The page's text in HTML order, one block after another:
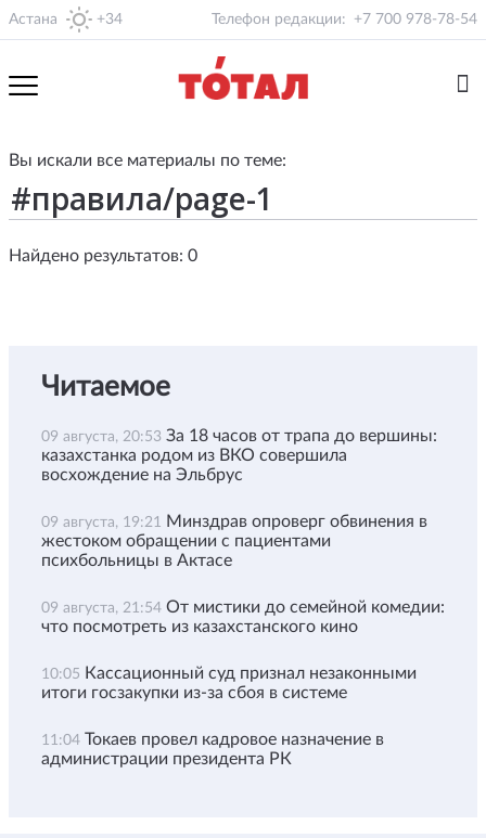
Астана +34 Телефон редакции: +7 700 978-78-54
Вы искали все материалы по теме:
Найдено результатов: 0
Читаемое
09 августа, 20:53 За 18 часов от трапа до вершины:
казахстанка родом из ВКО совершила
восхождение на Эльбрус
09 августа, 19:21 Минздрав опроверг обвинения в
жестоком обращении с пациентами
психбольницы в Актасе
09 августа, 21:54 От мистики до семейной комедии:
что посмотреть из казахстанского кино
10:05 Кассационный суд признал незаконными
итоги госзакупки из-за сбоя в системе
11:04 Токаев провел кадровое назначение в
администрации президента РК